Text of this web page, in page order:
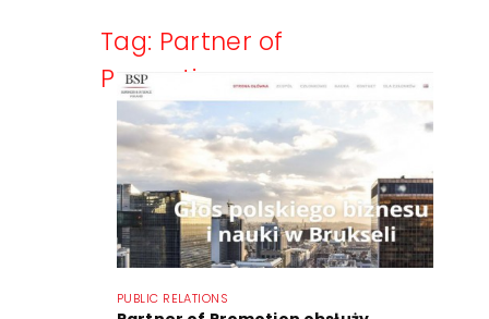
Tag: Partner of
Promotion
PUBLIC RELATIONS